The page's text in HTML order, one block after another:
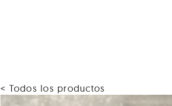
< Todos los productos